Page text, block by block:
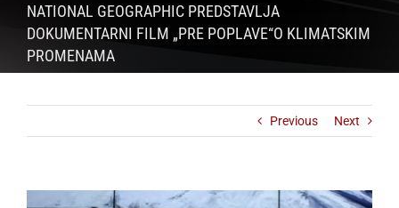
NATIONAL GEOGRAPHIC PREDSTAVLJA
DOKUMENTARNI FILM „PRE POPLAVE“O KLIMATSKIM
PROMENAMA
Previous Next